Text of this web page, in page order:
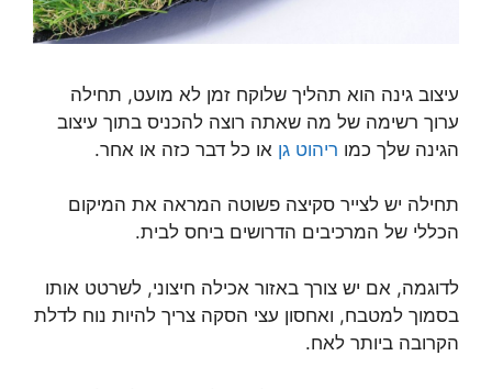
עיצוב גינה הוא תהליך שלוקח זמן לא מועט, תחילה
ערוך רשימה של מה שאתה רוצה להכניס בתוך עיצוב
הגינה שלך כמו ריהוט גן או כל דבר כזה או אחר.
תחילה יש לצייר סקיצה פשוטה המראה את המיקום
הכללי של המרכיבים הדרושים ביחס לבית.
לדוגמה, אם יש צורך באזור אכילה חיצוני, לשרטט אותו
בסמוך למטבח, ואחסון עצי הסקה צריך להיות נוח לדלת
הקרובה ביותר לאח.